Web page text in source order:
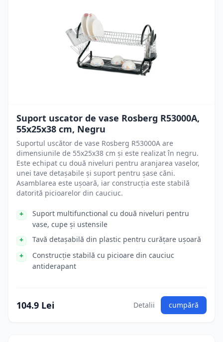
Suport uscator de vase Rosberg R53000A,
55x25x38 cm, Negru
Suportul uscător de vase Rosberg R53000A are
dimensiunile de 55x25x38 cm și este realizat în negru.
Este echipat cu două niveluri pentru aranjarea vaselor,
unei tave detașabile și suport pentru șase căni.
Asamblarea este ușoară, iar construcția este stabilă
datorită picioarelor din cauciuc.
Suport multifunctional cu două niveluri pentru
vase, cupe și ustensile
Tavă detașabilă din plastic pentru curățare ușoară
Construcție stabilă cu picioare din cauciuc
antiderapant
104.9 Lei Detalii cumpără